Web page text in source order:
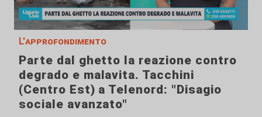
L'approfondimento
Parte dal ghetto la reazione contro
degrado e malavita. Tacchini
(Centro Est) a Telenord: "Disagio
sociale avanzato"